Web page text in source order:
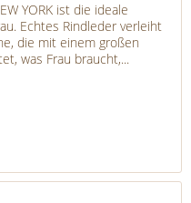
YORK ist die ideale
Echtes Rindleder verleiht
die mit einem großen
was Frau braucht,...